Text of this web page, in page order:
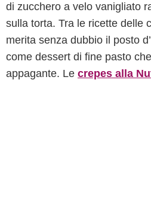
di zucchero a velo vanigliato
sulla torta. Tra le ricette delle
merita senza dubbio il posto
come dessert di fine pasto
appagante. Le crepes alla